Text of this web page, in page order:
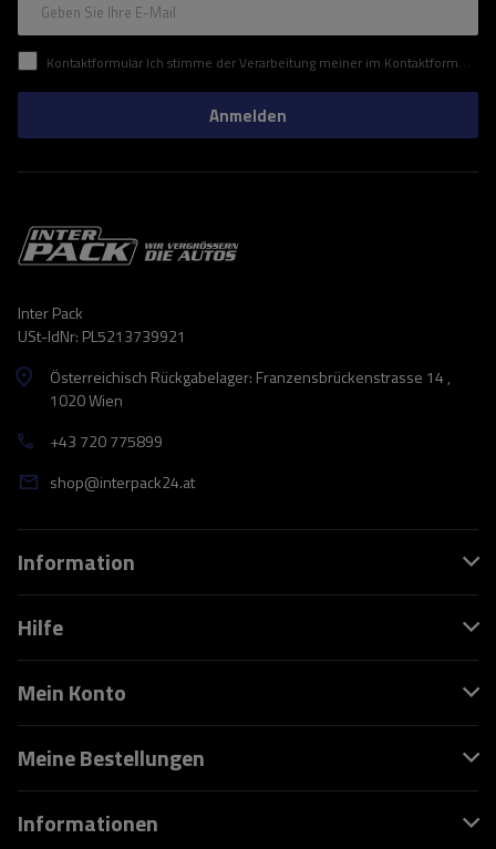
Geben Sie Ihre E-Mail
Kontaktformular Ich stimme der Verarbeitung meiner im Kontaktformular enthaltenen personenbezogenen Daten gemäß der Verordnung (EU) des Europäischen Parlaments und des Rates zu.
Anmelden
Inter Pack
USt-IdNr: PL5213739921
Österreichisch Rückgabelager: Franzensbrückenstrasse 14 ,
1020 Wien
+43 720 775899
shop@interpack24.at
Information
Hilfe
Mein Konto
Meine Bestellungen
Informationen